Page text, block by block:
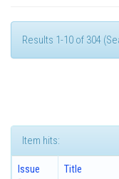
Results 1-10 of 304
Item hits:
Issue
Title